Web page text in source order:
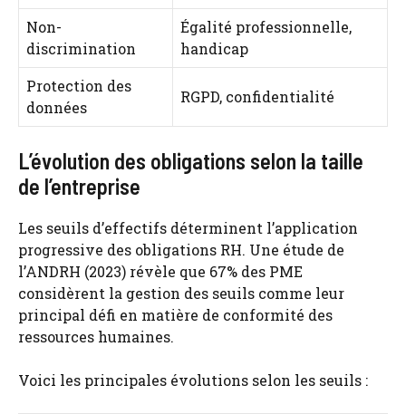
Non-
discrimination
Égalité professionnelle,
handicap
Protection des
données
RGPD, confidentialité
L’évolution des obligations selon la taille
de l’entreprise
Les seuils d’effectifs déterminent l’application
progressive des obligations RH. Une étude de
l’ANDRH (2023) révèle que 67% des PME
considèrent la gestion des seuils comme leur
principal défi en matière de conformité des
ressources humaines.
Voici les principales évolutions selon les seuils :